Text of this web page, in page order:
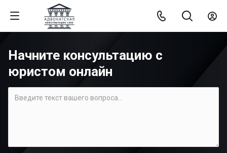
Начните консультацию с
юристом онлайн